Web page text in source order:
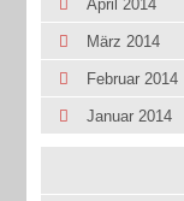
April 2014
März 2014
Februar 2014
Januar 2014